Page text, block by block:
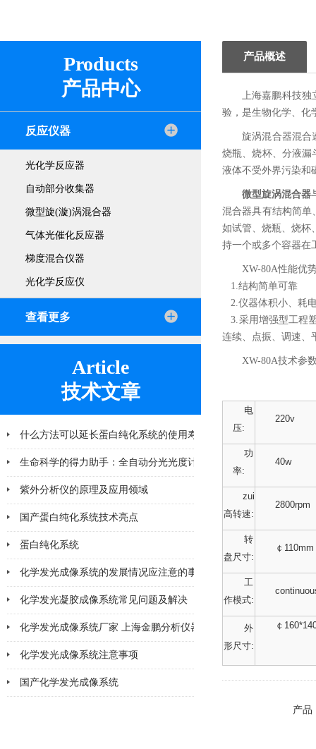
Products
产品中心
反应仪器
光化学反应器
自动部分收集器
微型旋(漩)涡混合器
气体光催化反应器
梯度混合仪器
光化学反应仪
查看更多
Article
技术文章
什么方法可以延长蛋白纯化系统的使用寿命
2026-06-25
紫外分析仪的原理及应用领域
国产蛋白纯化系统技术亮点
蛋白纯化系统
2026-02-11
化学发光成像系统的发展情况应注意的事项
2026-02-11
化学发光凝胶成像系统常见问题及解决
2026-02-06
化学发光成像系统厂家 上海金鹏分析仪器
化学发光成像系统注意事项
国产化学发光成像系统
产品概述
上海嘉鹏科技独
验，是生物化学、化
旋涡混合器混合
烧瓶、烧杯、分液漏
液体不受外界污染和
微型旋涡混合器
混合器具有结构简单
如试管、烧瓶、烧杯
持一个或多个容器在
XW-80A性能优
1.结构简单可靠
2.仪器体积小、耗
3.采用增强型工程
连续、点振、调速、
XW-80A技术参
电
压:
220v
功
率:
40w
zui
高转速:
2800rpm
转
盘尺寸:
￠
工
作模式:
外
形尺寸:
￠
产品